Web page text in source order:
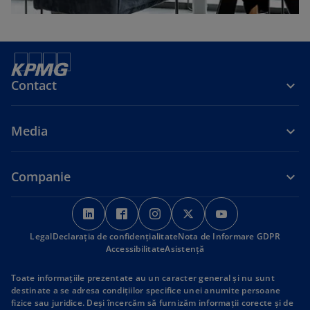
Contact
Media
Companie
o
p
e
n
i
n
o
p
e
n
i
n
o
p
e
n
i
n
o
p
e
i
n
p
e
s
i
n
LegalDeclarația de confidențialitateNota de Informare GDPR
AccessibilitateAsistență
Toate informaţiile prezentate au un caracter general şi nu sunt
destinate a se adresa condiţiilor specifice unei anumite persoane
fizice sau juridice. Deşi încercăm să furnizăm informaţii corecte şi de